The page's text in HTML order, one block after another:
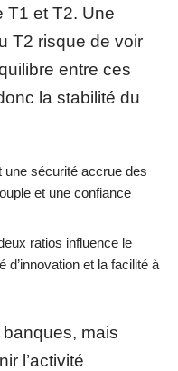
T1 et T2. Une
T2 risque de voir
entre ces
la stabilité du
une sécurité accrue des
et une confiance
ratios influence le
d’innovation et la facilité à
mais
l’activité